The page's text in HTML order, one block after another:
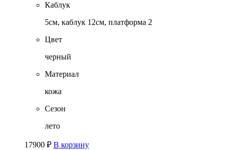
Каблук
5см, каблук 12см, платформа 2
Цвет
черный
Материал
кожа
Сезон
лето
17900 ₽ В корзину